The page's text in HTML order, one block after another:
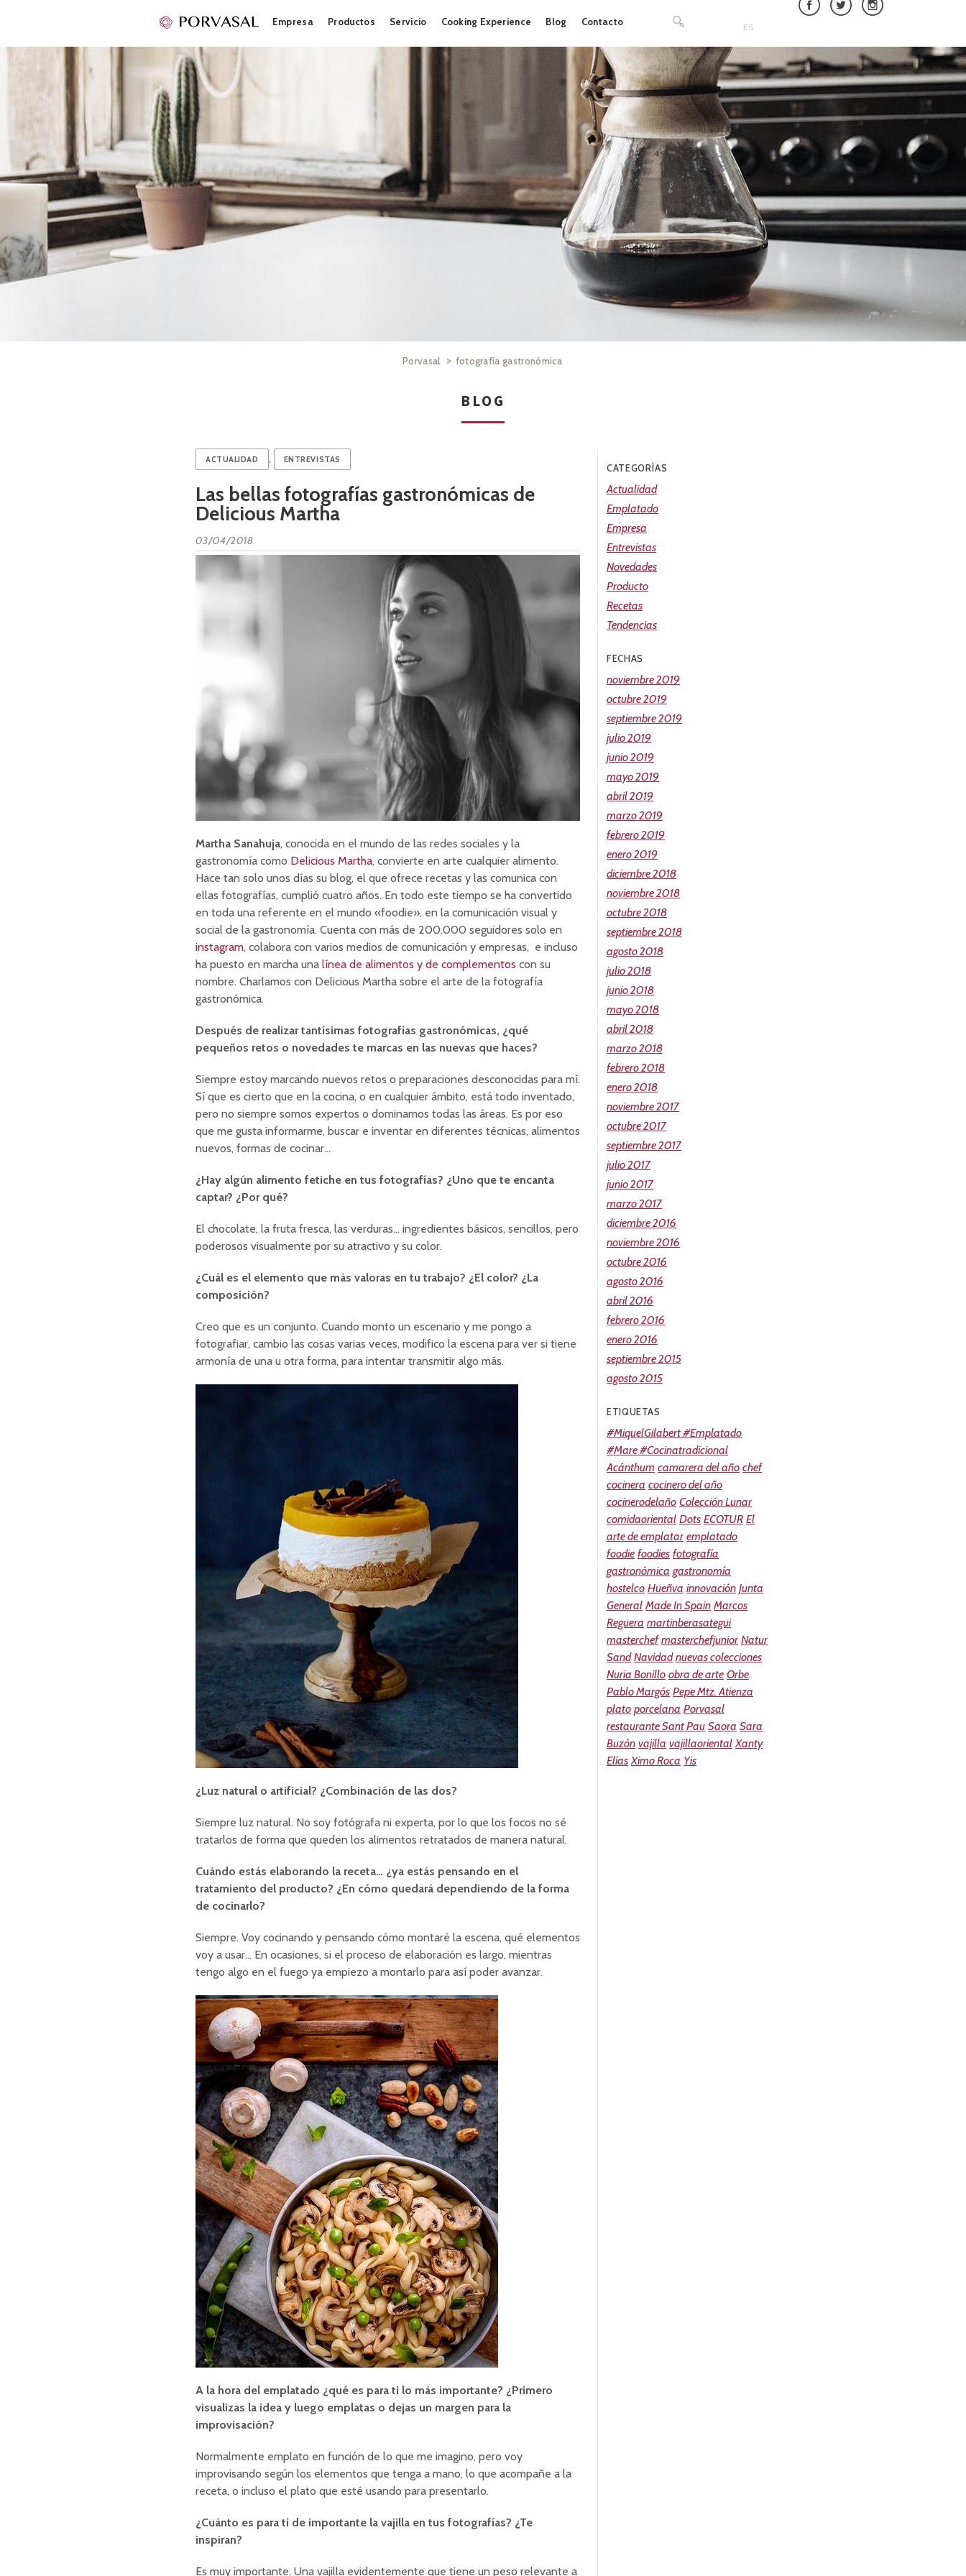
to
Empresa Productos Servicio Cooking Experience Blog Contacto ES
Porvasal > fotografía gastronómica
BLOG
ACTUALIDAD , ENTREVISTAS
Las bellas fotografías gastronómicas de
Delicious Martha
03/04/2018
Martha Sanahuja, conocida en el mundo de las redes sociales y la
gastronomía como Delicious Martha, convierte en arte cualquier alimento.
Hace tan solo unos días su blog, el que ofrece recetas y las comunica con
ellas fotografías, cumplió cuatro años. En todo este tiempo se ha convertido
en toda una referente en el mundo «foodie», en la comunicación visual y
social de la gastronomía. Cuenta con más de 200.000 seguidores solo en
instagram, colabora con varios medios de comunicación y empresas, e incluso
ha puesto en marcha una línea de alimentos y de complementos con su
nombre. Charlamos con Delicious Martha sobre el arte de la fotografía
gastronómica.
Después de realizar tantísimas fotografías gastronómicas, ¿qué
pequeños retos o novedades te marcas en las nuevas que haces?
Siempre estoy marcando nuevos retos o preparaciones desconocidas para mí.
Sí que es cierto que en la cocina, o en cualquier ámbito, está todo inventado,
pero no siempre somos expertos o dominamos todas las áreas. Es por eso
que me gusta informarme, buscar e inventar en diferentes técnicas, alimentos
nuevos, formas de cocinar…
¿Hay algún alimento fetiche en tus fotografías? ¿Uno que te encanta
captar? ¿Por qué?
El chocolate, la fruta fresca, las verduras… ingredientes básicos, sencillos, pero
poderosos visualmente por su atractivo y su color.
¿Cuál es el elemento que más valoras en tu trabajo? ¿El color? ¿La
composición?
Creo que es un conjunto. Cuando monto un escenario y me pongo a
fotografiar, cambio las cosas varias veces, modifico la escena para ver si tiene
armonía de una u otra forma, para intentar transmitir algo más.
¿Luz natural o artificial? ¿Combinación de las dos?
Siempre luz natural. No soy fotógrafa ni experta, por lo que los focos no sé
tratarlos de forma que queden los alimentos retratados de manera natural.
Cuándo estás elaborando la receta… ¿ya estás pensando en el
tratamiento del producto? ¿En cómo quedará dependiendo de la forma
de cocinarlo?
Siempre. Voy cocinando y pensando cómo montaré la escena, qué elementos
voy a usar… En ocasiones, si el proceso de elaboración es largo, mientras
tengo algo en el fuego ya empiezo a montarlo para así poder avanzar.
A la hora del emplatado ¿qué es para ti lo más importante? ¿Primero
visualizas la idea y luego emplatas o dejas un margen para la
improvisación?
Normalmente emplato en función de lo que me imagino, pero voy
improvisando según los elementos que tenga a mano, lo que acompañe a la
receta, o incluso el plato que esté usando para presentarlo.
¿Cuánto es para ti de importante la vajilla en tus fotografías? ¿Te
inspiran?
Es muy importante. Una vajilla evidentemente que tiene un peso relevante a
CATEGORÍAS
Actualidad
Emplatado
Empresa
Entrevistas
Novedades
Producto
Recetas
Tendencias
FECHAS
noviembre 2019
octubre 2019
septiembre 2019
julio 2019
junio 2019
mayo 2019
abril 2019
marzo 2019
febrero 2019
enero 2019
diciembre 2018
noviembre 2018
octubre 2018
septiembre 2018
agosto 2018
julio 2018
junio 2018
mayo 2018
abril 2018
marzo 2018
febrero 2018
enero 2018
noviembre 2017
octubre 2017
septiembre 2017
julio 2017
junio 2017
marzo 2017
diciembre 2016
noviembre 2016
octubre 2016
agosto 2016
abril 2016
febrero 2016
enero 2016
septiembre 2015
agosto 2015
ETIQUETAS
#MiquelGilabert #Emplatado
#Mare #Cocinatradicional
Acánthum camarera del año chef
cocinera cocinero del año
cocinerodelaño Colección Lunar
comidaoriental Dots ECOTUR El
arte de emplatar emplatado
foodie foodies fotografía
gastronómica gastronomía
hostelco Hueñva innovación Junta
General Made In Spain Marcos
Reguera martinberasategui
masterchef masterchefjunior Natur
Sand Navidad nuevas colecciones
Nuria Bonillo obra de arte Orbe
Pablo Margós Pepe Mtz. Atienza
plato porcelana Porvasal
restaurante Sant Pau Saora Sara
Buzón vajilla vajillaoriental Xanty
Elías Ximo Roca Yis